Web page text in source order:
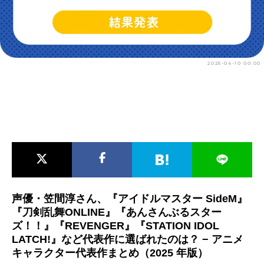
今期アニメ曜日別一覧
春アニメ 夏アニメ
2025-04-10 00:00
声優・笠間淳さん、『アイドルマスター SideM』
『刀剣乱舞ONLINE』『あんさんぶるスター
ズ！！』『REVENGER』『STATION IDOL
LATCH!』など代表作に選ばれたのは？ − アニメ
キャラクター代表作まとめ（2025 年版）